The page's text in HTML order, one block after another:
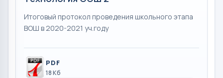
Итоговый протокол проведения школьного этапа
ВОШ в 2020-2021 уч.году
PDF
18 Кб